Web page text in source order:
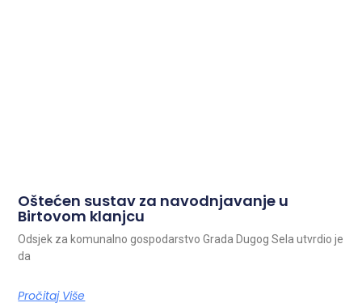
Oštećen sustav za navodnjavanje u
Birtovom klanjcu
Odsjek za komunalno gospodarstvo Grada Dugog Sela utvrdio je
da
Pročitaj Više